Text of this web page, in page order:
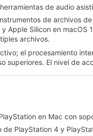
de audio
de archivos
Apple Silicon en macOS
archivos.
el procesamiento
superiores. El nivel de
en Mac con
de PlayStation 4 y